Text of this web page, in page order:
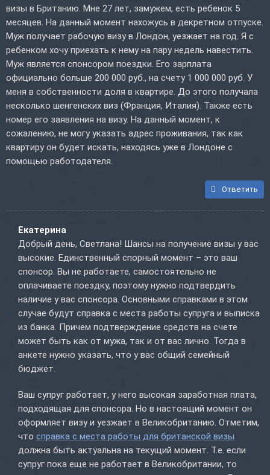
визы в Британию. Мне 27 лет, замужем, есть ребенок 5
месяцев. На данный момент нахожусь в декретном отпуске.
Муж получает рабочую визу в Лондон, уезжает на год. Я с
ребенком хочу приехать к нему на пару недель навестить.
Муж является спонсором поездки. Его зарплата
официально больше 200 000 руб., на счету 1 000 000 руб. У
меня в собственности доля в квартире. До этого получала
несколько шенгенских виз (Франция, Италия). Также есть
номер его заявления на визу. На данный момент, к
сожалению, не могу указать адрес проживания, так как
квартиру он будет искать, находясь уже в Лондоне с
помощью работодателя.
Ответить
Екатерина
Добрый день, Светлана! Шансы на получение визы у вас
высокие. Единственный спорный момент – это ваш
спонсор. Вы не работаете, самостоятельно не
оплачиваете поездку, поэтому нужно подтвердить
наличие у вас спонсора. Основными справками в этом
случае будут справка с места работы супруга и выписка
из банка. Причем подтверждение средств на счете
может быть как от мужа, так и от вас лично. Тогда в
анкете нужно указать, что у вас общий семейный
бюджет.
Ваш супруг работает, у него высокая заработная плата,
подходящая для спонсора. Но в настоящий момент он
оформляет визу и уезжает в Великобританию. Отметим,
что справка с места работы для британской визы
должна быть актуальна на текущий момент. Т.е. если
супруг пока еще не работает в Великобритании, то